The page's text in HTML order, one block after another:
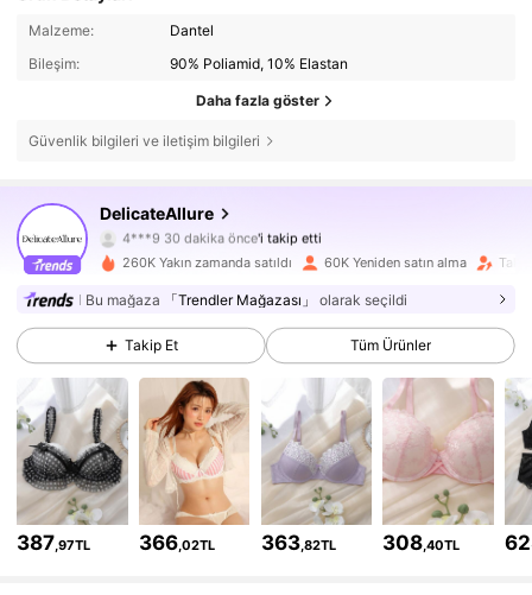
Malzeme:
Dantel
Bileşim:
90% Poliamid, 10% Elastan
Daha fazla göster
Güvenlik bilgileri ve iletişim bilgileri
DelicateAllure
4,85
116K Takipçiler
4***9 30 dakika önce'i takip etti
M***i göz atıyor
4,85
116K Takipçiler
4,85 116K Takipçiler
116K Takipçiler
260K Yakın zamanda satıldı 60K Yeniden satın alma
Bu mağaza 「Trendler Mağazası」 olarak seçildi
Takip Et Tüm Ürünler
387,97TL 366,02TL 363,82TL 308,40TL